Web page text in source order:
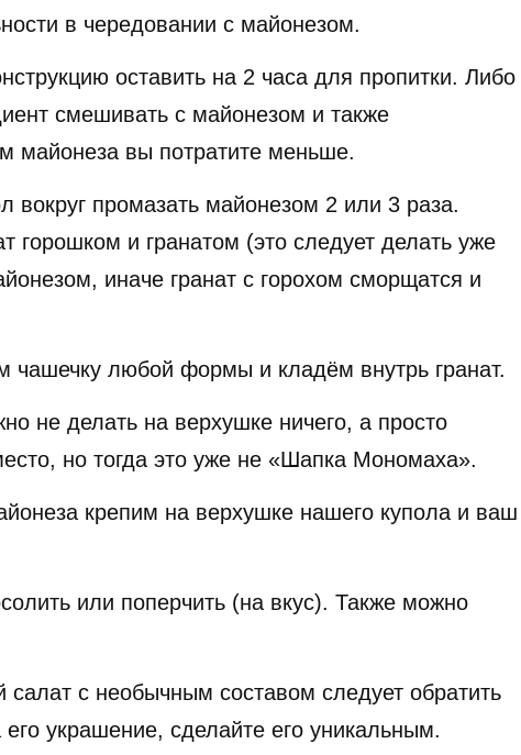
в чередовании с майонезом.
оставить на 2 часа для пропитки. Либо
смешивать с майонезом и также
майонеза вы потратите меньше.
вокруг промазать майонезом 2 или 3 раза.
горошком и гранатом (это следует делать уже
иначе гранат с горохом сморщатся и
чашечку любой формы и кладём внутрь гранат.
не делать на верхушке ничего, а просто
но тогда это уже не «Шапка Мономаха».
крепим на верхушке нашего купола и ваш
или поперчить (на вкус). Также можно
салат с необычным составом следует обратить
украшение, сделайте его уникальным.